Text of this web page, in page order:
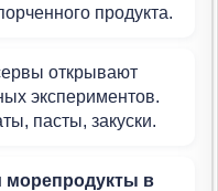
продукта.
открывают
экспериментов.
пасты, закуски.
морепродукты в